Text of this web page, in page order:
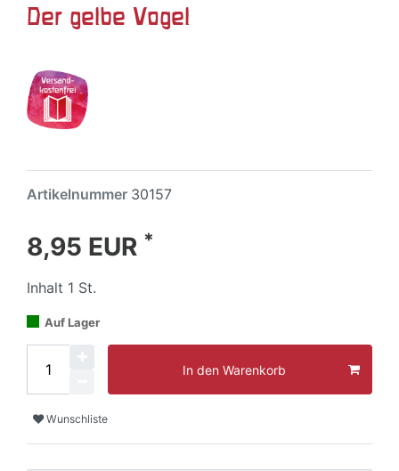
Der gelbe Vogel
Artikelnummer 30157
8,95 EUR *
Inhalt 1 St.
Auf Lager
In den Warenkorb
Wunschliste